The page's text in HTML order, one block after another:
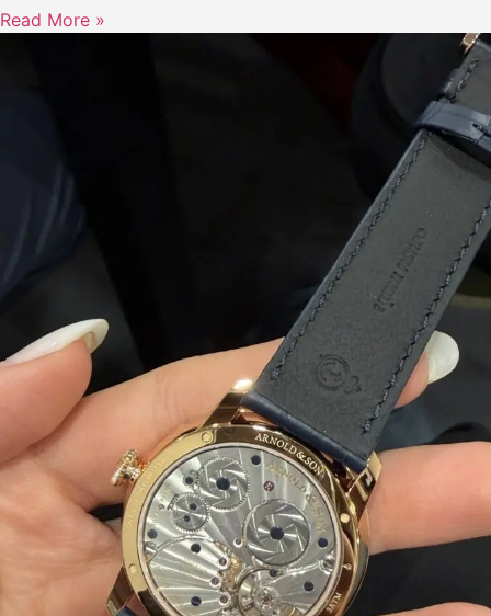
Read More »